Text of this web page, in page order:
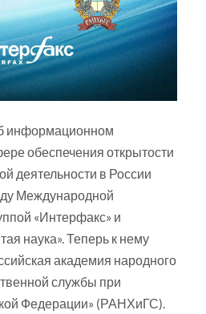
информационном
обеспечения открытости
деятельности в России
Международной
«Интерфакс» и
наука». Теперь к нему
академия народного
службы при
Федерации» (РАНХиГС).